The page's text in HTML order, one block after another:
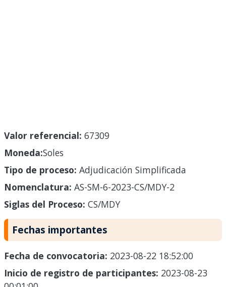
Valor referencial: 67309
Moneda:Soles
Tipo de proceso: Adjudicación Simplificada
Nomenclatura: AS-SM-6-2023-CS/MDY-2
Siglas del Proceso: CS/MDY
Fechas importantes
Fecha de convocatoria: 2023-08-22 18:52:00
Inicio de registro de participantes: 2023-08-23